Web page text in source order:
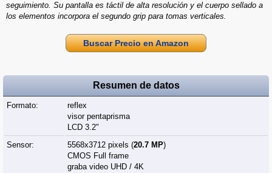
seguimiento. Su pantalla es táctil de alta resolución y el cuerpo sellado a
los elementos incorpora el segundo grip para tomas verticales.
Buscar Precio en Amazon
Resumen de datos
Formato:
reflex
visor pentaprisma
LCD 3.2"
Sensor:
5568x3712 pixels (20.7 MP)
CMOS Full frame
graba video UHD / 4K